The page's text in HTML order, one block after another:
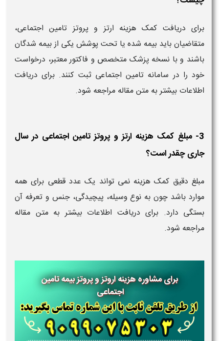
برای دریافت کمک هزینه ارتز و پروتز تامین اجتماعی،
متقاضیان باید بیمه‌ شده یا تحت پوشش یکی از بیمه‌ شدگان
باشند و با نسخه پزشک متخصص و فاکتور معتبر، درخواست
خود را در سامانه تامین اجتماعی ثبت کنند. برای دریافت
اطلاعات بیشتر به متن مقاله مراجعه شود.
3- مبلغ کمک هزینه ارتز و پروتز تامین اجتماعی در سال
جاری چقدر است؟
مبلغ دقیق کمک هزینه نمی‌ تواند یک عدد قطعی برای همه
موارد باشد چون به نوع وسیله، پیچیدگی، جنس و تعرفه آن
بستگی دارد. برای دریافت اطلاعات بیشتر به متن مقاله
مراجعه شود.
برای مشاوره هزینه اروتز و پروتز بیمه تامین
اجتماعی